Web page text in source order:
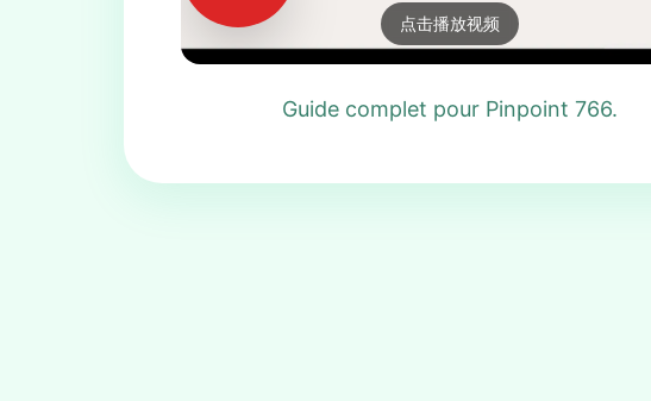
点击播放视频
Guide complet pour Pinpoint 766.